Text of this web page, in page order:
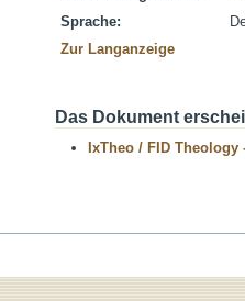
Sprache:
Zur Langanzeige
Das Dokument
IxTheo / FID Theology